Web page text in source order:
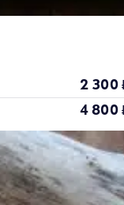
2 300
4 800